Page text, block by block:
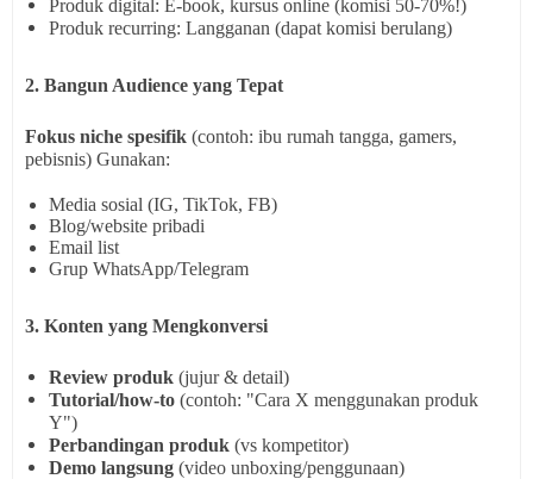
Produk digital: E-book, kursus online (komisi 50-70%!)
Produk recurring: Langganan (dapat komisi berulang)
2. Bangun Audience yang Tepat
Fokus niche spesifik (contoh: ibu rumah tangga, gamers,
pebisnis) Gunakan:
Media sosial (IG, TikTok, FB)
Blog/website pribadi
Email list
Grup WhatsApp/Telegram
3. Konten yang Mengkonversi
Review produk (jujur & detail)
Tutorial/how-to (contoh: "Cara X menggunakan produk
Y")
Perbandingan produk (vs kompetitor)
Demo langsung (video unboxing/penggunaan)